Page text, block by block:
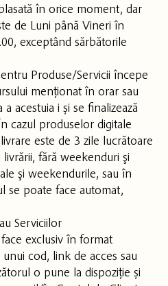
în orice moment, dar
de Luni până Vineri în
exceptând sărbătorile
Produse/Servicii începe
menționat în orar sau
acestuia i și se finalizează
cazul produselor digitale
este de 3 zile lucrătoare
fără weekenduri şi
şi weekendurile, sau în
se poate face automat,
Serviciilor
exclusiv în format
cod, link de acces sau
o pune la dispoziție și